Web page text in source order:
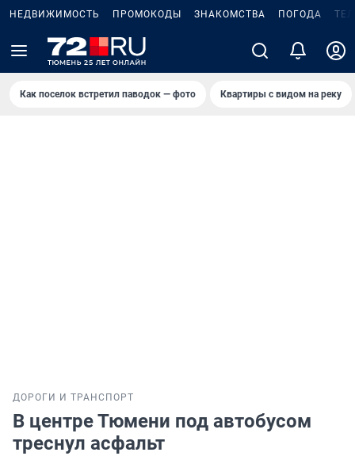
НЕДВИЖИМОСТЬ ПРОМОКОДЫ ЗНАКОМСТВА ПОГОДА
Как поселок встретил паводок — фото Квартиры с видом на реку
ДОРОГИ И ТРАНСПОРТ
В центре Тюмени под автобусом
треснул асфальт